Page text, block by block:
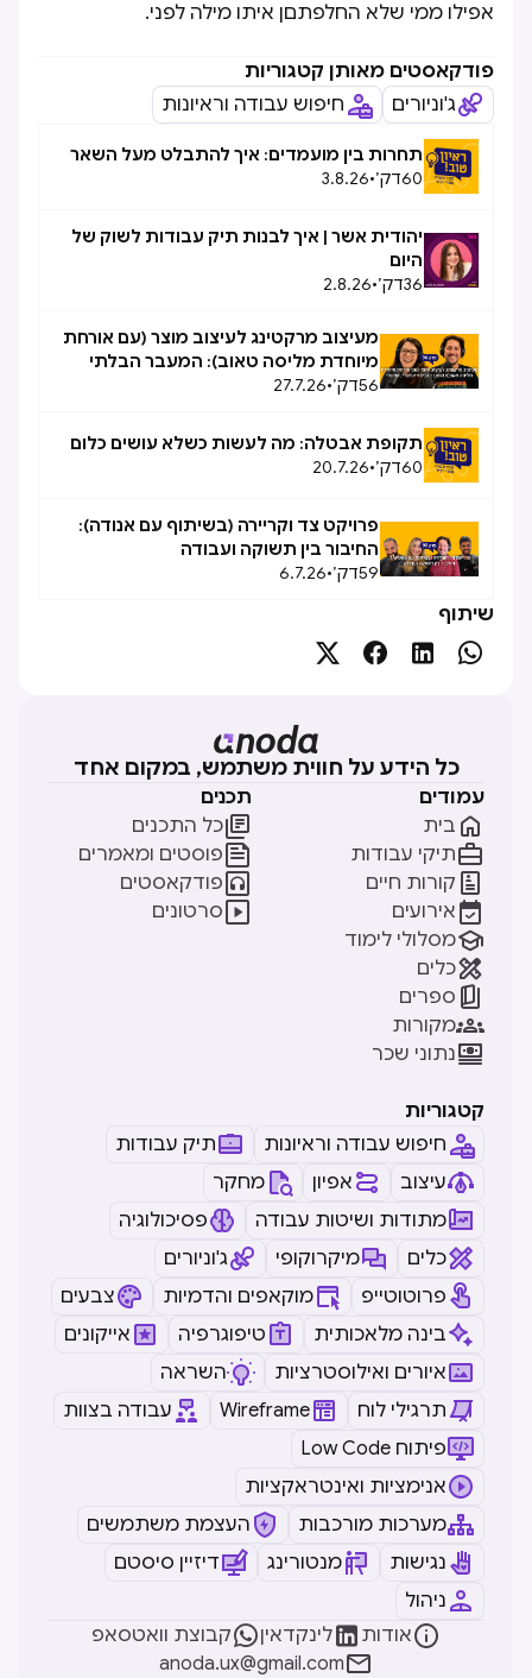
אפילו ממי שלא החלפתםן איתו מילה לפני.
פודקאסטים מאותן קטגוריות
ג'וניורים
חיפוש עבודה וראיונות
תחרות בין מועמדים: איך להתבלט מעל השאר
60דק׳•
3.8.26
יהודית אשר | איך לבנות תיק עבודות לשוק של
היום
36דק׳•
2.8.26
מעיצוב מרקטינג לעיצוב מוצר (עם אורחת
מיוחדת מליסה טאוב): המעבר הבלתי
אפשרי, אפשרי
56דק׳•
27.7.26
תקופת אבטלה: מה לעשות כשלא עושים כלום
60דק׳•
20.7.26
פרויקט צד וקריירה (בשיתוף עם אנודה):
החיבור בין תשוקה ועבודה
59דק׳•
6.7.26
שיתוף




כל הידע על חווית משתמש, במקום אחד
עמודים
בית 
תיקי עבודות
קורות חיים 
אירועים 
מסלולי לימוד
כלים
ספרים 
מקורות
נתוני שכר
תכנים
כל התכנים
פוסטים ומאמרים
פודקאסטים
סרטונים
קטגוריות
חיפוש עבודה וראיונות
תיק עבודות
עיצוב
אפיון
מחקר
מתודות ושיטות עבודה
פסיכולוגיה
כלים
מיקרוקופי
ג'וניורים
פרוטוטייפ
מוקאפים והדמיות
צבעים
בינה מלאכותית
טיפוגרפיה
אייקונים
איורים ואילוסטרציות
השראה
תרגילי לוח
Wireframe
עבודה בצוות
Low Code פיתוח
אנימציות ואינטראקציות
מערכות מורכבות
העצמת משתמשים
נגישות
מנטורינג
דיזיין סיסטם
ניהול
אודות לינקדאין קבוצת וואטסאפ
anoda.ux@gmail.com